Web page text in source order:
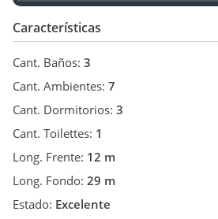
Características
Cant. Baños: 3
Cant. Ambientes: 7
Cant. Dormitorios: 3
Cant. Toilettes: 1
Long. Frente: 12 m
Long. Fondo: 29 m
Estado: Excelente